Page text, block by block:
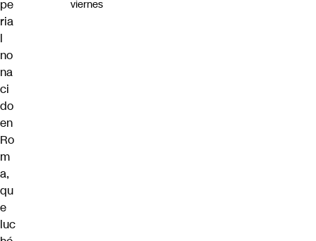
pe
ria
l
no
na
ci
do
en
Ro
m
a,
qu
e
luc
viernes